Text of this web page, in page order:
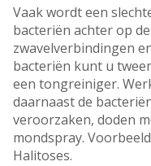
Vaak wordt een
bacteriën achter op
zwavelverbindingen
bacteriën kunt u
een tongreiniger.
daarnaast de
veroorzaken, doden
mondspray.
Halitoses.